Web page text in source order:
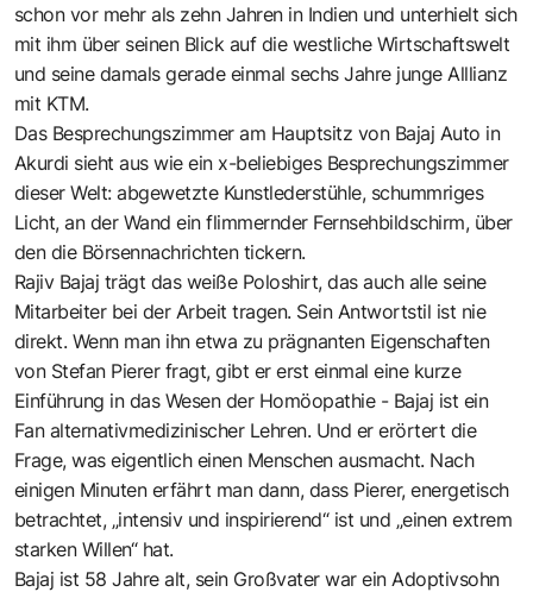
schon vor mehr als zehn Jahren in Indien und unterhielt sich
mit ihm über seinen Blick auf die westliche Wirtschaftswelt
und seine damals gerade einmal sechs Jahre junge Alllianz
mit KTM.
Das Besprechungszimmer am Hauptsitz von Bajaj Auto in
Akurdi sieht aus wie ein x-beliebiges Besprechungszimmer
dieser Welt: abgewetzte Kunstlederstühle, schummriges
Licht, an der Wand ein flimmernder Fernsehbildschirm, über
den die Börsennachrichten tickern.
Rajiv Bajaj trägt das weiße Poloshirt, das auch alle seine
Mitarbeiter bei der Arbeit tragen. Sein Antwortstil ist nie
direkt. Wenn man ihn etwa zu prägnanten Eigenschaften
von Stefan Pierer fragt, gibt er erst einmal eine kurze
Einführung in das Wesen der Homöopathie - Bajaj ist ein
Fan alternativmedizinischer Lehren. Und er erörtert die
Frage, was eigentlich einen Menschen ausmacht. Nach
einigen Minuten erfährt man dann, dass Pierer, energetisch
betrachtet, „intensiv und inspirierend“ ist und „einen extrem
starken Willen“ hat.
Bajaj ist 58 Jahre alt, sein Großvater war ein Adoptivsohn